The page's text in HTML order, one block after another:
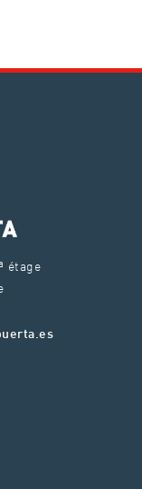
étage